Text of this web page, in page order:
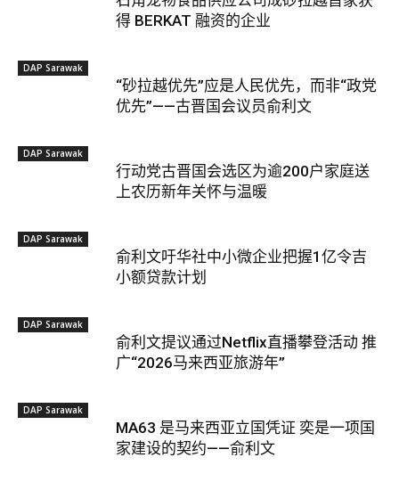
得 BERKAT 融资的企业
DAP Sarawak
“砂拉越优先”应是人民优先，而非“政党
优先”——古晋国会议员俞利文
DAP Sarawak
行动党古晋国会选区为逾200户家庭送
上农历新年关怀与温暖
DAP Sarawak
俞利文吁华社中小微企业把握1亿令吉
小额贷款计划
DAP Sarawak
俞利文提议通过Netflix直播攀登活动 推
广“2026马来西亚旅游年”
DAP Sarawak
MA63 是马来西亚立国凭证 奕是一项国
家建设的契约——俞利文